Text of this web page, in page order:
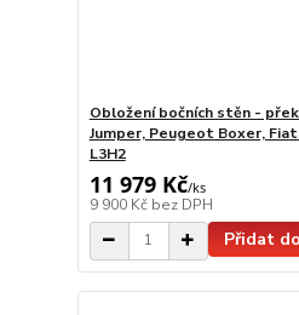
Obložení bočních stěn -
Jumper, Peugeot Boxer,
L3H2
11 979 Kč/ks
9 900 Kč bez DPH
Přidat